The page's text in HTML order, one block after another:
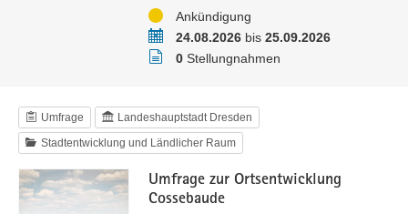
StatusAnkündigung
Zeitraum24.08.2026bis 25.09.2026
Stellungnahmen
0Stellungnahmen
Umfrage Landeshauptstadt Dresden
Stadtentwicklung und Ländlicher Raum
Umfrage zur Ortsentwicklung
Cossebaude